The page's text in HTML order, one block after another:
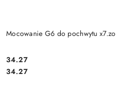
Mocowanie G6 do pochwytu x7.zo
Cena:
34.27
Cena:
34.27